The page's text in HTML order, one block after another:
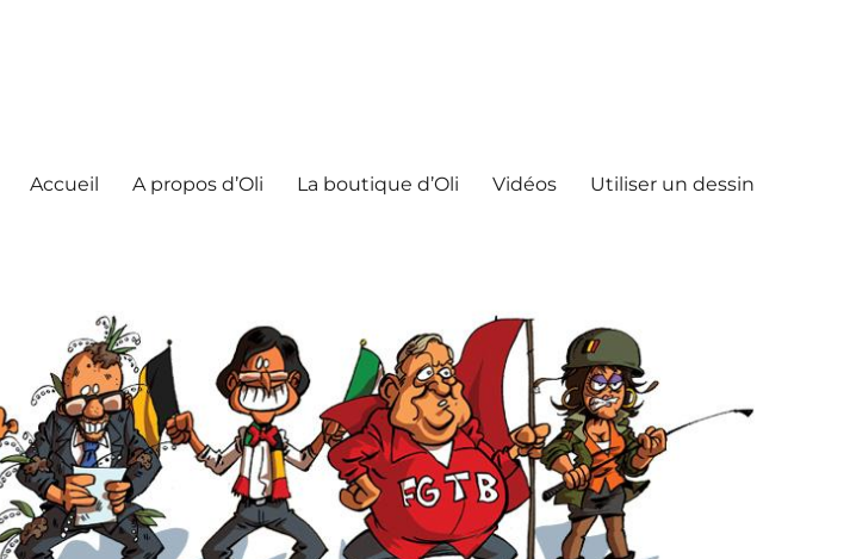
Accueil A propos d’Oli La boutique d’Oli Vidéos Utiliser un dessin